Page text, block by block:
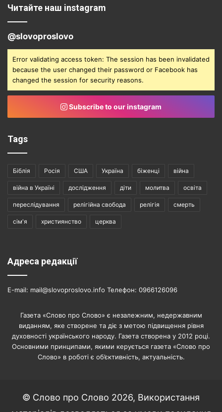
Читайте наш instagram
@slovoproslovo
Error validating access token: The session has been invalidated
because the user changed their password or Facebook has
changed the session for security reasons.
Subscribe to our instagram
Tags
Біблія Росія США Україна біженці війна
війна в Україні дослідження діти молитва освіта
переслідування релігійна свобода релігія смерть
сім'я християнство церква
Адреса редакції
E-mail: mail@slovoproslovo.info Телефон: 0966126096
Газета «Слово про Слово» є незалежним, недержавним
виданням, яке створене та діє з метою підвищення рівня
духовності українського народу. Газета створена у 2012 році.
Основними принципами, якими керується газета «Слово про
Слово» в роботі є об’єктивність, актуальність.
© Слово про Слово 2026, Використання